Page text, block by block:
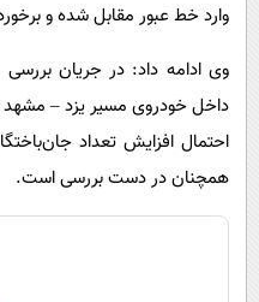
وارد خط عبور مقابل شده و
وی ادامه داد: در جریان
داخل خودروی مسیر یزد –
احتمال افزایش تعداد
همچنان در دست بررسی است.